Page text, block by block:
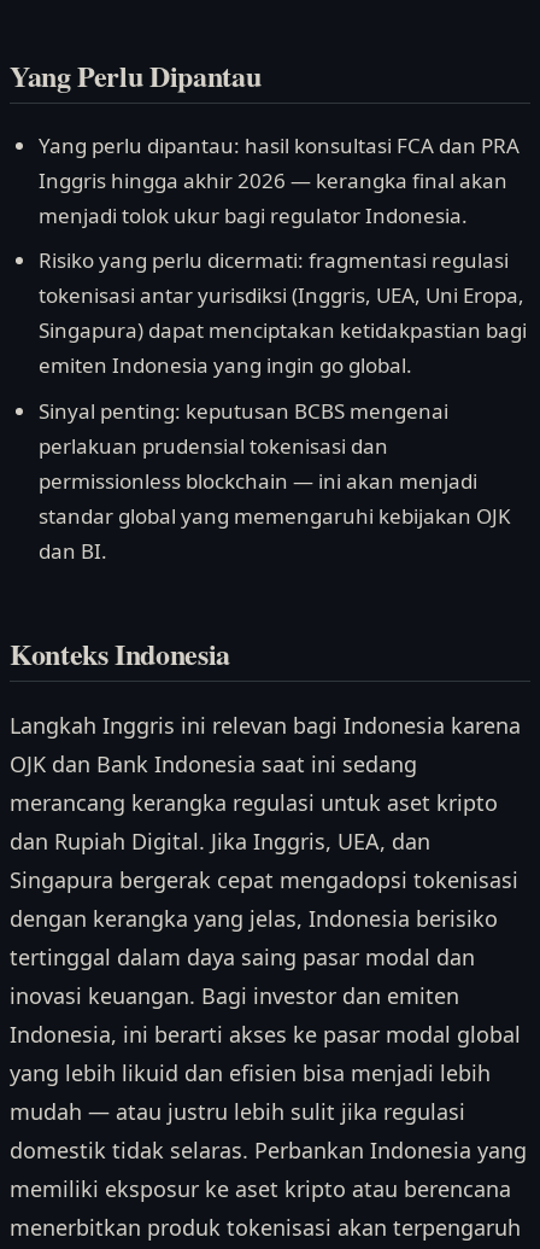
Yang Perlu Dipantau
Yang perlu dipantau: hasil konsultasi FCA dan PRA
Inggris hingga akhir 2026 — kerangka final akan
menjadi tolok ukur bagi regulator Indonesia.
Risiko yang perlu dicermati: fragmentasi regulasi
tokenisasi antar yurisdiksi (Inggris, UEA, Uni Eropa,
Singapura) dapat menciptakan ketidakpastian bagi
emiten Indonesia yang ingin go global.
Sinyal penting: keputusan BCBS mengenai
perlakuan prudensial tokenisasi dan
permissionless blockchain — ini akan menjadi
standar global yang memengaruhi kebijakan OJK
dan BI.
Konteks Indonesia
Langkah Inggris ini relevan bagi Indonesia karena
OJK dan Bank Indonesia saat ini sedang
merancang kerangka regulasi untuk aset kripto
dan Rupiah Digital. Jika Inggris, UEA, dan
Singapura bergerak cepat mengadopsi tokenisasi
dengan kerangka yang jelas, Indonesia berisiko
tertinggal dalam daya saing pasar modal dan
inovasi keuangan. Bagi investor dan emiten
Indonesia, ini berarti akses ke pasar modal global
yang lebih likuid dan efisien bisa menjadi lebih
mudah — atau justru lebih sulit jika regulasi
domestik tidak selaras. Perbankan Indonesia yang
memiliki eksposur ke aset kripto atau berencana
menerbitkan produk tokenisasi akan terpengaruh